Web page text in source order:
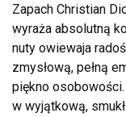
Zapach Christian
wyraża absolutną
nuty owiewaja
zmysłową, pełną
piękno
w wyjątkową,